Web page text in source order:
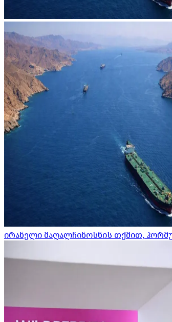
ირანელი მაღალჩინოსნის თქმით,